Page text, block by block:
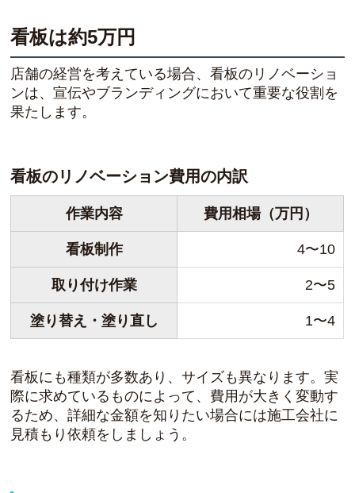
看板は約5万円
店舗の経営を考えている場合、看板のリノベーショ
ンは、宣伝やブランディングにおいて重要な役割を
果たします。
看板のリノベーション費用の内訳
作業内容 費用相場（万円）
看板制作 4〜10
取り付け作業 2〜5
塗り替え・塗り直し 1〜4
看板にも種類が多数あり、サイズも異なります。実
際に求めているものによって、費用が大きく変動す
るため、詳細な金額を知りたい場合には施工会社に
見積もり依頼をしましょう。